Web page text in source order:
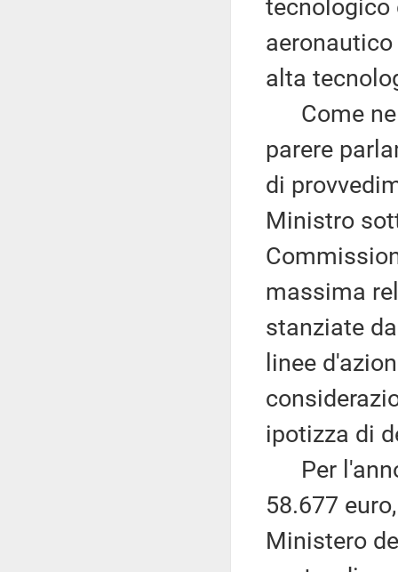
tecnologico
alta
Come
parere
di
Ministro
massima
stanziate
linee
ipotizza di
Per
58.677
Ministero